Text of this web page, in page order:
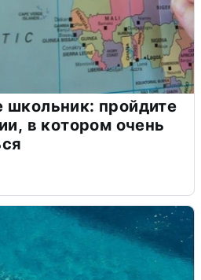
школьник: пройдите
в котором очень